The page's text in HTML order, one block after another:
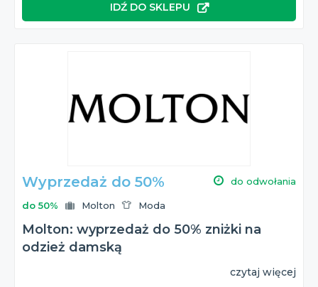
IDŹ DO SKLEPU
Wyprzedaż do 50% do odwołania
do 50% Molton Moda
Molton: wyprzedaż do 50% zniżki na
odzież damską
czytaj więcej